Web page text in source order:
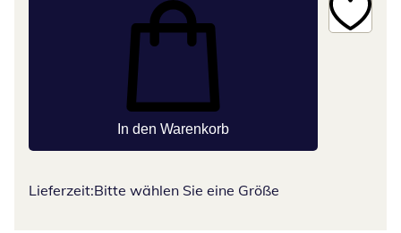
In den Warenkorb
Lieferzeit:Bitte wählen Sie eine Größe